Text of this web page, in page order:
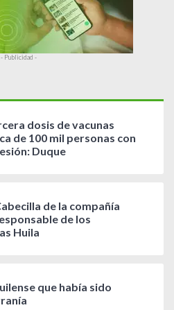
- Publicidad -
dosis de vacunas
de 100 mil personas con
Duque
de la compañía
de los
Huila
que había sido